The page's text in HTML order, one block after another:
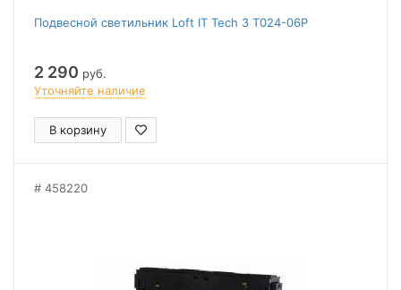
Подвесной светильник Loft IT Tech 3 T024-06P
2 290 руб.
Уточняйте наличие
В корзину
458220